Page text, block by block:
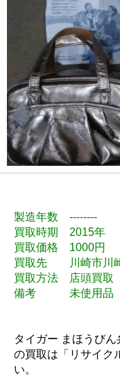
製造年数 --------
買取時期 2015年
買取価格 1000円
買取先 川崎市川
買取方法 店頭買取
備考 未使用品
タイガー まほうび
の買取は「リサイク
い。